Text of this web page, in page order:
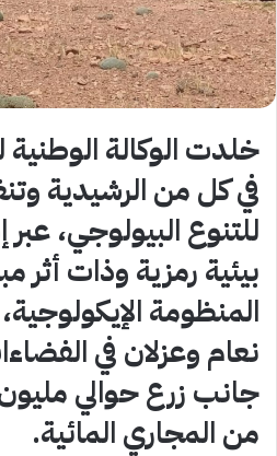
خلدت الوكالة الوطنية
في كل من الرشيدية
للتنوع البيولوجي،
بيئية رمزية وذات أثر
المنظومة
نعام وعزلان في
جانب زرع حوالي
من المجاري المائية.